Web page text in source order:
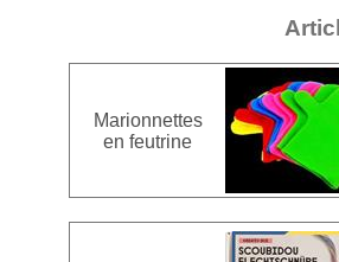
Marionnettes
en feutrine